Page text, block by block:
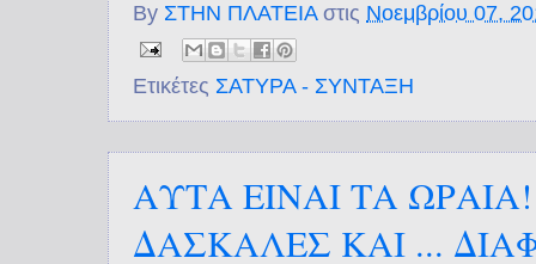
By ΣΤΗΝ ΠΛΑΤΕΙΑ στις Νοεμβρίου 07,
Ετικέτες ΣΑΤΥΡΑ - ΣΥΝΤΑΞΗ
ΑΥΤΑ ΕΙΝΑΙ ΤΑ
ΔΑΣΚΑΛΕΣ ΚΑΙ ...